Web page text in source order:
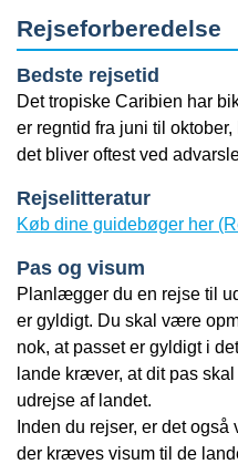
Rejseforberedelse
Bedste rejsetid
Det tropiske Caribien har
er regntid fra juni til
det bliver oftest ved
Rejselitteratur
Køb dine guidebøger her
Pas og visum
Planlægger du en rejse til
er gyldigt. Du skal være
nok, at passet er gyldigt i
lande kræver, at dit pas
udrejse af landet.
Inden du rejser, er det
der kræves visum til de